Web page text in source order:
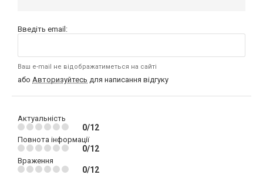
Введіть email:
Ваш e-mail не відображатиметься на сайті
або Авторизуйтесь для написання відгуку
Актуальність
0/12
Повнота інформації
0/12
Враження
0/12